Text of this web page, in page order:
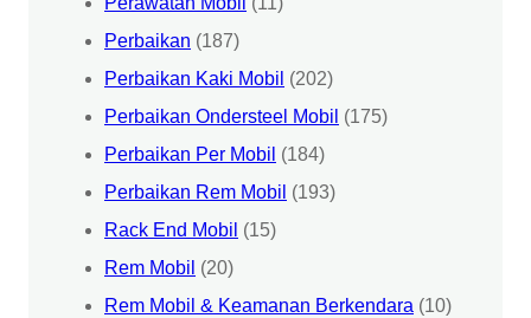
Perbaikan (187)
Perbaikan Kaki Mobil (202)
Perbaikan Ondersteel Mobil (175)
Perbaikan Per Mobil (184)
Perbaikan Rem Mobil (193)
Rack End Mobil (15)
Rem Mobil (20)
Rem Mobil & Keamanan Berkendara (10)